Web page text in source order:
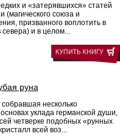
и «затерявшихся» статей
(магического союза и
призванного воплотить в
и в целом...
руна
несколько
уклада германской души,
четверке подобных «рунных
всей воз...